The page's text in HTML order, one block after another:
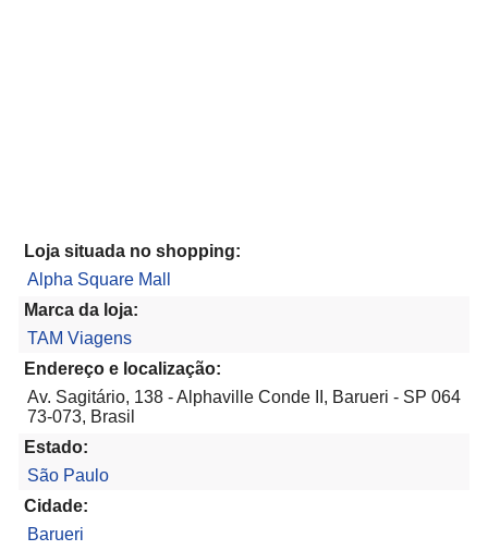
Loja situada no shopping:
Alpha Square Mall
Marca da loja:
TAM Viagens
Endereço e localização:
Av. Sagitário, 138 - Alphaville Conde II, Barueri - SP 064
73-073, Brasil
Estado:
São Paulo
Cidade:
Barueri